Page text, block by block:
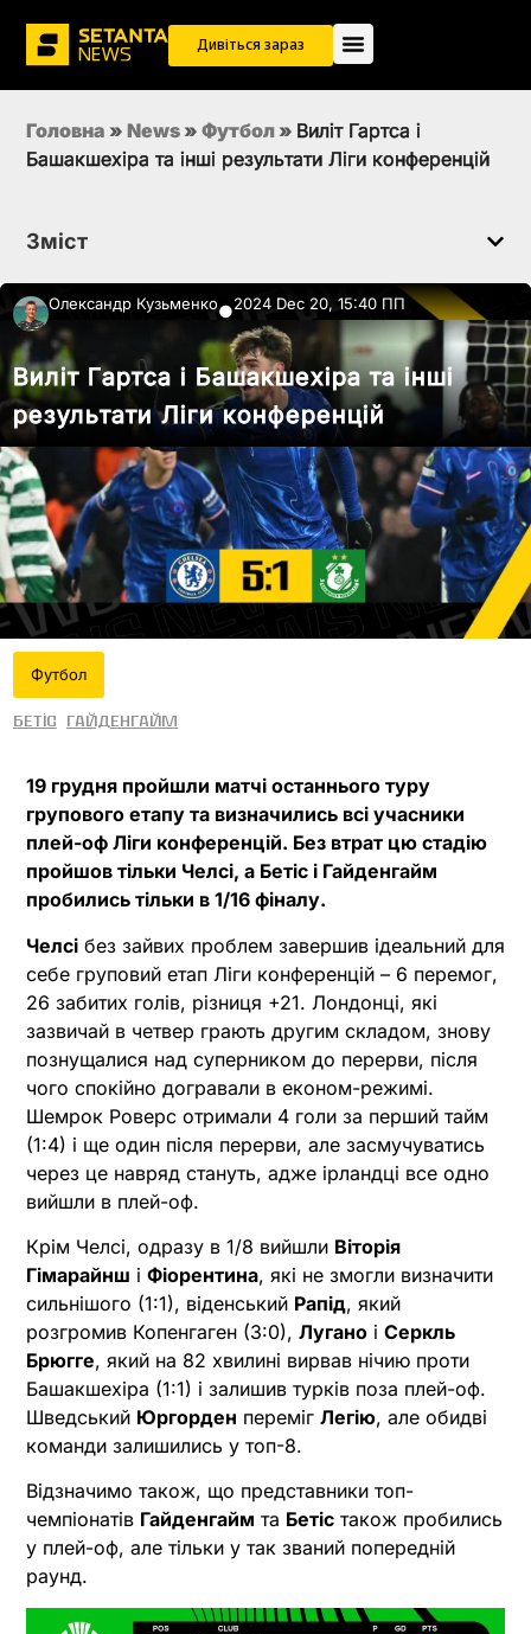
Дивіться зараз
Головна » News » Футбол » Виліт Гартса і
Башакшехіра та інші результати Ліги конференцій
Зміст
Олександр Кузьменко●2024 Dec 20, 15:40 ПП
Виліт Гартса і Башакшехіра та інші
результати Ліги конференцій
Футбол
Бетіс Гайденгайм
19 грудня пройшли матчі останнього туру
групового етапу та визначились всі учасники
плей-оф Ліги конференцій. Без втрат цю стадію
пройшов тільки Челсі, а Бетіс і Гайденгайм
пробились тільки в 1/16 фіналу.
Челсі без зайвих проблем завершив ідеальний для
себе груповий етап Ліги конференцій – 6 перемог,
26 забитих голів, різниця +21. Лондонці, які
зазвичай в четвер грають другим складом, знову
познущалися над суперником до перерви, після
чого спокійно догравали в економ-режимі.
Шемрок Роверс отримали 4 голи за перший тайм
(1:4) і ще один після перерви, але засмучуватись
через це навряд стануть, адже ірландці все одно
вийшли в плей-оф.
Крім Челсі, одразу в 1/8 вийшли Віторія
Гімарайнш і Фіорентина, які не змогли визначити
сильнішого (1:1), віденський Рапід, який
розгромив Копенгаген (3:0), Лугано і Серкль
Брюгге, який на 82 хвилині вирвав нічию проти
Башакшехіра (1:1) і залишив турків поза плей-оф.
Шведський Юргорден переміг Легію, але обидві
команди залишились у топ-8.
Відзначимо також, що представники топ-
чемпіонатів Гайденгайм та Бетіс також пробились
у плей-оф, але тільки у так званий попередній
раунд.